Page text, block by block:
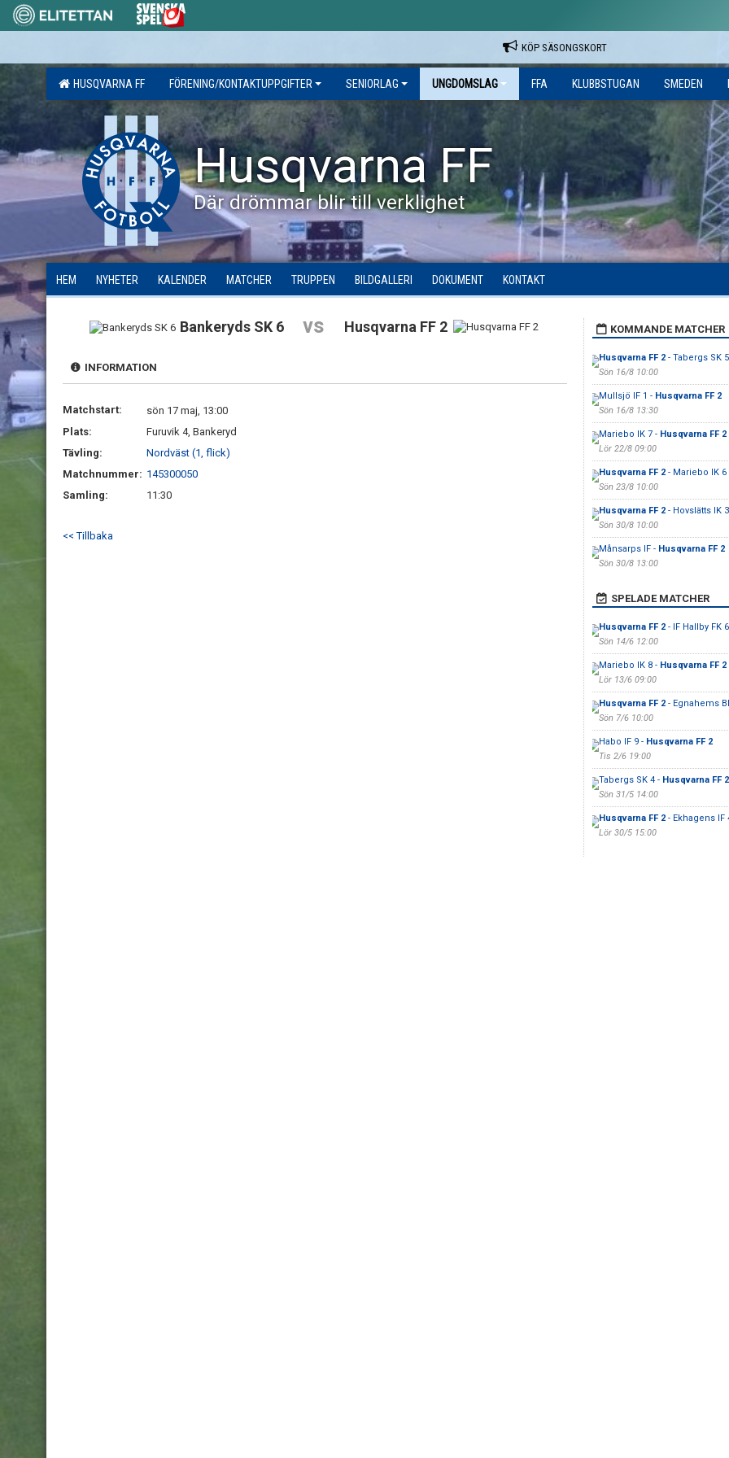
KÖP SÄSONGSKORT
HUSQVARNA FF FÖRENING/KONTAKTUPPGIFTER SENIORLAG UNGDOMSLAG FFA KLUBBSTUGAN SMEDEN
Husqvarna FF
Där drömmar blir till verklighet
HEM NYHETER KALENDER MATCHER TRUPPEN BILDGALLERI DOKUMENT KONTAKT
Bankeryds SK 6 vs Husqvarna FF 2
INFORMATION
Matchstart:
sön 17 maj, 13:00
Plats:
Furuvik 4, Bankeryd
Tävling:
Nordväst (1, flick)
Matchnummer: 145300050
Samling:
11:30
<< Tillbaka
KOMMANDE MATCHER
Husqvarna FF 2- Tabergs SK 5
Sön 16/8 10:00
Mullsjö IF 1 - Husqvarna FF 2
Sön 16/8 13:30
Mariebo IK 7 - Husqvarna FF 2
Lör 22/8 09:00
Husqvarna FF 2- Mariebo IK 6
Sön 23/8 10:00
Husqvarna FF 2- Hovslätts IK 3
Sön 30/8 10:00
Månsarps IF - Husqvarna FF 2
Sön 30/8 13:00
SPELADE MATCHER
Husqvarna FF 2- IF Hallby FK 6
Sön 14/6 12:00
Mariebo IK 8 - Husqvarna FF 2
Lör 13/6 09:00
Husqvarna FF 2- Egnahems
Sön 7/6 10:00
Habo IF 9 - Husqvarna FF 2
Tis 2/6 19:00
Tabergs SK 4 - Husqvarna FF 2
Sön 31/5 14:00
Husqvarna FF 2- Ekhagens IF
Lör 30/5 15:00